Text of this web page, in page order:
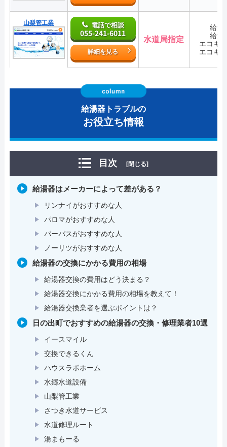
山梨管工業 電話で相談
055-241-6011
詳細を見る
水道局指定
給湯
給湯
エコキ
エコキ
給湯器トラブルの
お役立ち情報
目次 [閉じる]
給湯器はメーカーによって差がある？
リンナイがおすすめな人
パロマがおすすめな人
パーパスがおすすめな人
ノーリツがおすすめな人
給湯器の交換にかかる費用の相場
給湯器交換の費用はどう決まる？
給湯器交換にかかる費用の相場を教えて！
給湯器交換業者を選ぶポイントは？
日の出町でおすすめの給湯器の交換・修理業者10選
イースマイル
交換できるくん
ハウスラボホーム
水郷水道設備
山梨管工業
さつき水道サービス
水道修理ルート
湯まもーる